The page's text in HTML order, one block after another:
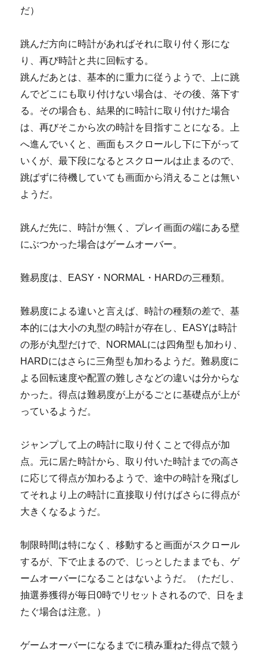
だ）
跳んだ方向に時計があればそれに取り付く形にな
り、再び時計と共に回転する。
跳んだあとは、基本的に重力に従うようで、上に跳
んでどこにも取り付けない場合は、その後、落下す
る。その場合も、結果的に時計に取り付けた場合
は、再びそこから次の時計を目指すことになる。上
へ進んでいくと、画面もスクロールし下に下がって
いくが、最下段になるとスクロールは止まるので、
跳ばずに待機していても画面から消えることは無い
ようだ。
跳んだ先に、時計が無く、プレイ画面の端にある壁
にぶつかった場合はゲームオーバー。
難易度は、EASY・NORMAL・HARDの三種類。
難易度による違いと言えば、時計の種類の差で、基
本的には大小の丸型の時計が存在し、EASYは時計
の形が丸型だけで、NORMALには四角型も加わり、
HARDにはさらに三角型も加わるようだ。難易度に
よる回転速度や配置の難しさなどの違いは分からな
かった。得点は難易度が上がるごとに基礎点が上が
っているようだ。
ジャンプして上の時計に取り付くことで得点が加
点。元に居た時計から、取り付いた時計までの高さ
に応じて得点が加わるようで、途中の時計を飛ばし
てそれより上の時計に直接取り付けばさらに得点が
大きくなるようだ。
制限時間は特になく、移動すると画面がスクロール
するが、下で止まるので、じっとしたままでも、ゲ
ームオーバーになることはないようだ。（ただし、
抽選券獲得が毎日0時でリセットされるので、日をま
たぐ場合は注意。）
ゲームオーバーになるまでに積み重ねた得点で競う